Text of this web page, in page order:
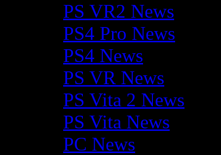
PS VR2 News
PS4 Pro News
PS4 News
PS VR News
PS Vita 2 News
PS Vita News
PC News